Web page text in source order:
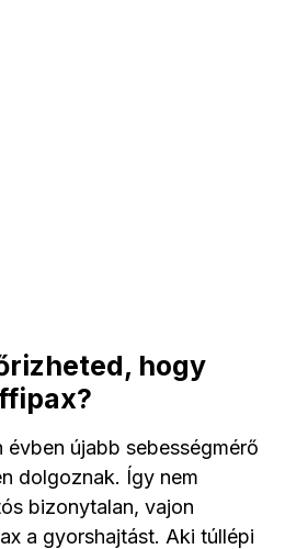
hogy
újabb sebességmérő
dolgoznak. Így nem
bizonytalan, vajon
a gyorshajtást. Aki túllépi